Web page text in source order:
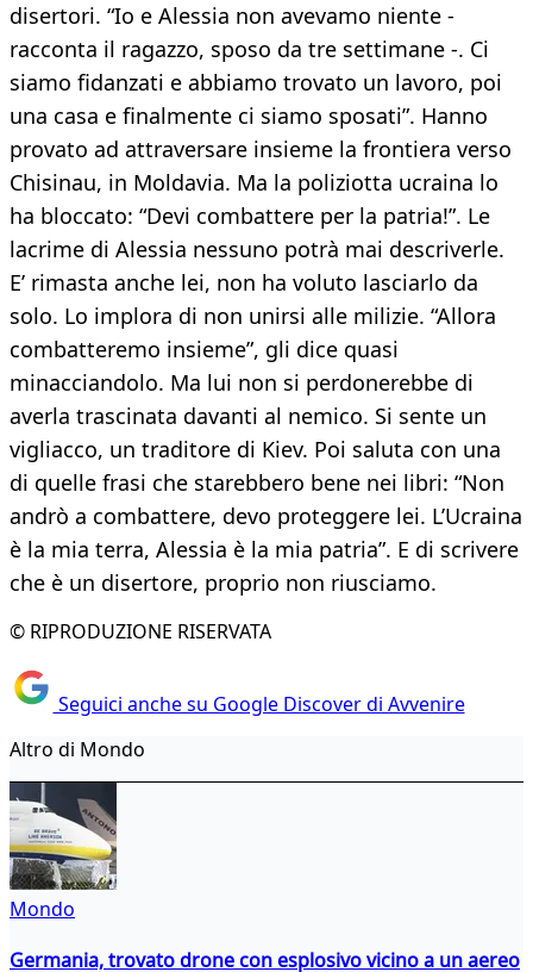
disertori. “Io e Alessia non avevamo niente -
racconta il ragazzo, sposo da tre settimane -. Ci
siamo fidanzati e abbiamo trovato un lavoro, poi
una casa e finalmente ci siamo sposati”. Hanno
provato ad attraversare insieme la frontiera verso
Chisinau, in Moldavia. Ma la poliziotta ucraina lo
ha bloccato: “Devi combattere per la patria!”. Le
lacrime di Alessia nessuno potrà mai descriverle.
E’ rimasta anche lei, non ha voluto lasciarlo da
solo. Lo implora di non unirsi alle milizie. “Allora
combatteremo insieme”, gli dice quasi
minacciandolo. Ma lui non si perdonerebbe di
averla trascinata davanti al nemico. Si sente un
vigliacco, un traditore di Kiev. Poi saluta con una
di quelle frasi che starebbero bene nei libri: “Non
andrò a combattere, devo proteggere lei. L’Ucraina
è la mia terra, Alessia è la mia patria”. E di scrivere
che è un disertore, proprio non riusciamo.
© RIPRODUZIONE RISERVATA
Seguici anche su Google Discover di Avvenire
Altro di Mondo
Mondo
Germania, trovato drone con esplosivo vicino a un aereo